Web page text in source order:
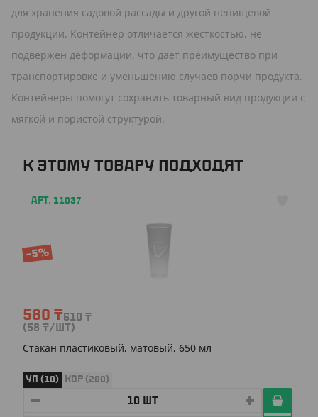
для хранения садовой рассады и другой непищевой
продукции. Контейнер отличается жесткостью, не
подвержен деформации, что дает преимущество при
транспортировке и уменьшению случаев порчи продукта.
Контейнеры помогут сохранить товарный вид продукции с
мягкой и пористой структурой.
К ЭТОМУ ТОВАРУ ПОДХОДЯТ
АРТ. 11037
-5%
580 ₸610₸
(58 ₸/ШТ)
Стакан пластиковый, матовый, 650 мл
УП (10) КОР (200)